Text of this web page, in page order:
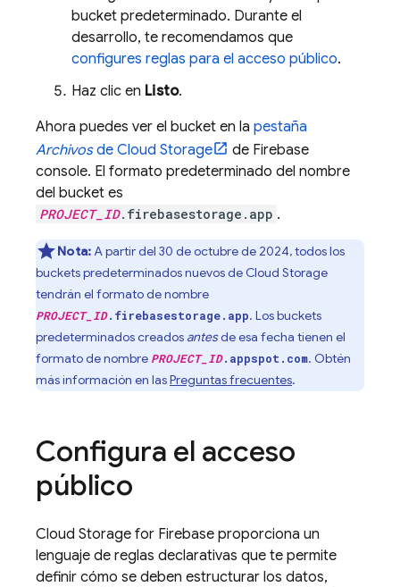
bucket predeterminado. Durante el
desarrollo, te recomendamos que
configures reglas para el acceso público.
Haz clic en Listo.
Ahora puedes ver el bucket en la pestaña
Archivosde Cloud Storage de Firebase
console. El formato predeterminado del nombre
del bucket es
PROJECT_ID.firebasestorage.app .
Nota:A partir del30 de octubre de 2024, todos los
buckets predeterminados nuevos de Cloud Storage
tendrán el formato de nombre
PROJECT_ID.firebasestorage.app. Los buckets
predeterminados creados antesde esa fecha tienen el
formato de nombre PROJECT_ID.appspot.com. Obtén
más información en lasPreguntas frecuentes.
Configura el acceso
público
Cloud Storage for Firebase proporciona un
lenguaje de reglas declarativas que te permite
definir cómo se deben estructurar los datos,